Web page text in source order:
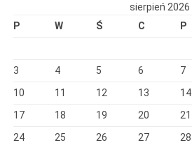
sierpień 2026
P
W Ś C P
3
4 5 6 7
10
11 12 13 14
17
18 19 20 21
24
25 26 27 28